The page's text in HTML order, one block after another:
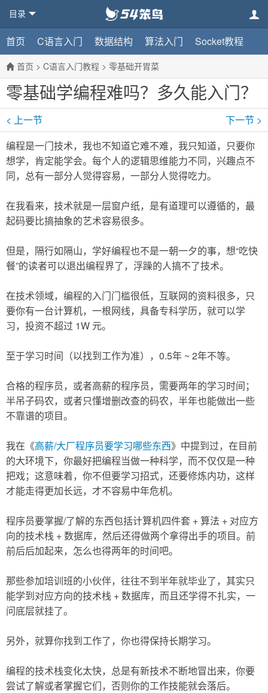
首页 C语言入门 数据结构 算法入门 Socket教程
目录
首页 > C语言入门教程 > 零基础开胃菜
零基础学编程难吗？多久能入门？
< 上一节
下一节 >
编程是一门技术，我也不知道它难不难，我只知道，只要你
想学，肯定能学会。每个人的逻辑思维能力不同，兴趣点不
同，总有一部分人觉得容易，一部分人觉得吃力。
在我看来，技术就是一层窗户纸，是有道理可以遵循的，最
起码要比搞抽象的艺术容易很多。
但是，隔行如隔山，学好编程也不是一朝一夕的事，想“吃快
餐”的读者可以退出编程界了，浮躁的人搞不了技术。
在技术领域，编程的入门门槛很低，互联网的资料很多，只
要你有一台计算机，一根网线，具备专科学历，就可以学
习，投资不超过 1W 元。
至于学习时间（以找到工作为准），0.5年 ~ 2年不等。
合格的程序员，或者高薪的程序员，需要两年的学习时间；
半吊子码农，或者只懂增删改查的码农，半年也能做出一些
不靠谱的项目。
我在《高薪/大厂程序员要学习哪些东西》中提到过，在目前
的大环境下，你最好把编程当做一种科学，而不仅仅是一种
把戏；这意味着，你不但要学习招式，还要修炼内功，这样
才能走得更加长远，才不容易中年危机。
程序员要掌握/了解的东西包括计算机四件套 + 算法 + 对应方
向的技术栈 + 数据库，然后还得做两个拿得出手的项目。前
前后后加起来，怎么也得两年的时间吧。
那些参加培训班的小伙伴，往往不到半年就毕业了，其实只
能学到对应方向的技术栈 + 数据库，而且还学得不扎实，一
问底层就挂了。
另外，就算你找到工作了，你也得保持长期学习。
编程的技术栈变化太快，总是有新技术不断地冒出来，你要
尝试了解或者掌握它们，否则你的工作技能就会落后。